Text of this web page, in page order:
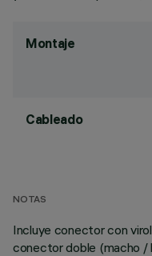
Montaje
Cableado
NOTAS
Incluye conector con
conector doble (macho /